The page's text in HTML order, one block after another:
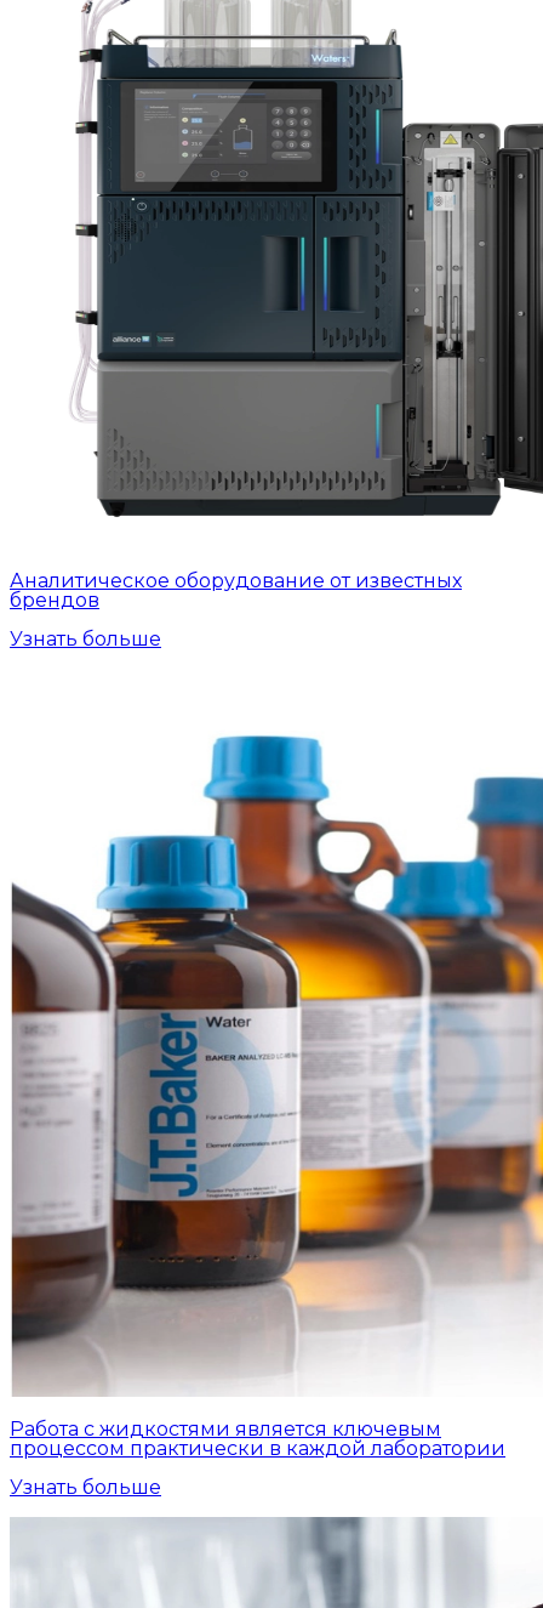
Аналитическое оборудование от известных
брендов
Узнать больше
Работа с жидкостями является ключевым
процессом практически в каждой лаборатории
Узнать больше